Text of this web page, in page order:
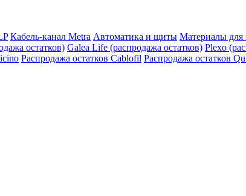
Кабель-канал Metra Автоматика и щиты Материалы для
остатков) Galea Life (распродажа остатков) Plexo
Распродажа остатков Cablofil Распродажа остатков